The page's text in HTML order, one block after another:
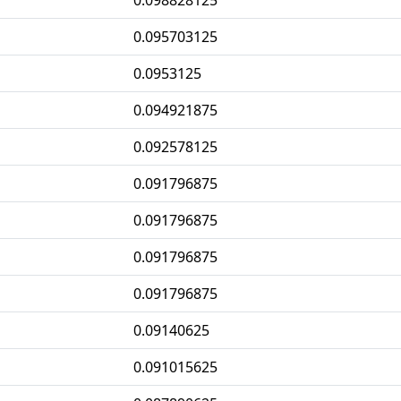
0.095703125
0.0953125
0.094921875
0.092578125
0.091796875
0.091796875
0.091796875
0.091796875
0.09140625
0.091015625